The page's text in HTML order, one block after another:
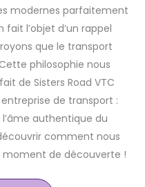
modernes parfaitement
l’objet d’un rappel
que le transport
philosophie nous
de Sisters Road VTC
de transport :
authentique du
comment nous
de découverte !